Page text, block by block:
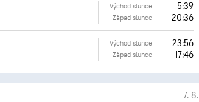
Východ slunce 5:39
Západ slunce 20:36
Východ slunce 23:56
Západ slunce 17:46
7. 8.